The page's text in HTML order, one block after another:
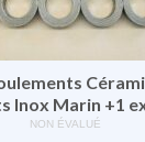
Inox Marin +1
NON ÉVALUÉ